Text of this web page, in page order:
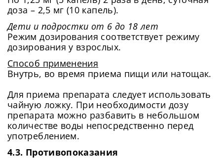
доза – 2,5 мг (10 капель).
Дети и подростки от 6 до 18 лет
Режим дозирования соответствует режиму
дозирования у взрослых.
Способ применения
Внутрь, во время приема пищи или натощак.
Для приема препарата следует использовать
чайную ложку. При необходимости дозу
препарата можно разбавить в небольшом
количестве воды непосредственно перед
употреблением.
4.3. Противопоказания